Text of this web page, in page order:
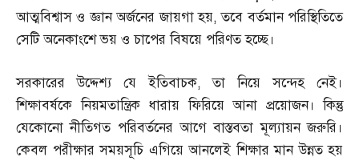
আত্মবিশ্বাস ও জ্ঞান অর্জনের জায়গা হয়,তবে বর্তমান পরিস্থিতিতে
সেটি অনেকাংশে ভয় ও চাপের বিষয়ে পরিণত হচ্ছে।
সরকারের উদ্দেশ্য যে ইতিবাচক,তা নিয়ে সন্দেহ নেই।
শিক্ষাবর্ষকে নিয়মতান্ত্রিক ধারায় ফিরিয়ে আনা প্রয়োজন। কিন্তু
যেকোনো নীতিগত পরিবর্তনের আগে বাস্তবতা মূল্যায়ন জরুরি।
কেবল পরীক্ষার সময়সূচি এগিয়ে আনলেই শিক্ষার মান উন্নত হয়